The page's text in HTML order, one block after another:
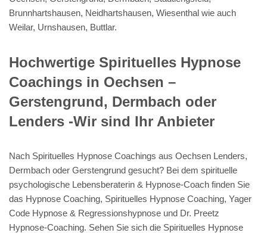
Brunnhartshausen, Neidhartshausen, Wiesenthal wie auch
Weilar, Urnshausen, Buttlar.
Hochwertige Spirituelles Hypnose
Coachings in Oechsen –
Gerstengrund, Dermbach oder
Lenders -Wir sind Ihr Anbieter
Nach Spirituelles Hypnose Coachings aus Oechsen Lenders,
Dermbach oder Gerstengrund gesucht? Bei dem spirituelle
psychologische Lebensberaterin & Hypnose-Coach finden Sie
das Hypnose Coaching, Spirituelles Hypnose Coaching, Yager
Code Hypnose & Regressionshypnose und Dr. Preetz
Hypnose-Coaching. Sehen Sie sich die Spirituelles Hypnose